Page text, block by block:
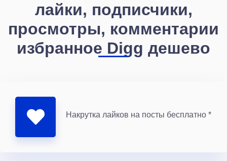
лайки, подписчики,
просмотры, комментарии
избранное Digg дешево
Накрутка лайков на посты бесплатно *